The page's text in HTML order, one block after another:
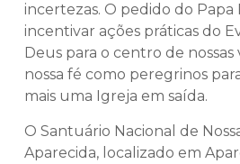
incertezas. O pedido do Papa
incentivar ações práticas do
Deus para o centro de
nossa fé como peregrinos
mais uma Igreja em saída.
O Santuário Nacional de
Aparecida, localizado em